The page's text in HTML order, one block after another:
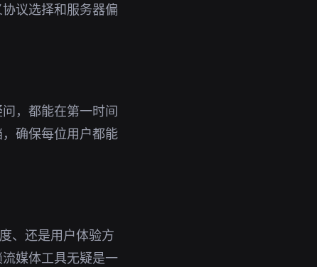
议选择和服务器偏
，都能在第一时间
确保每位用户都能
、还是用户体验方
媒体工具无疑是一